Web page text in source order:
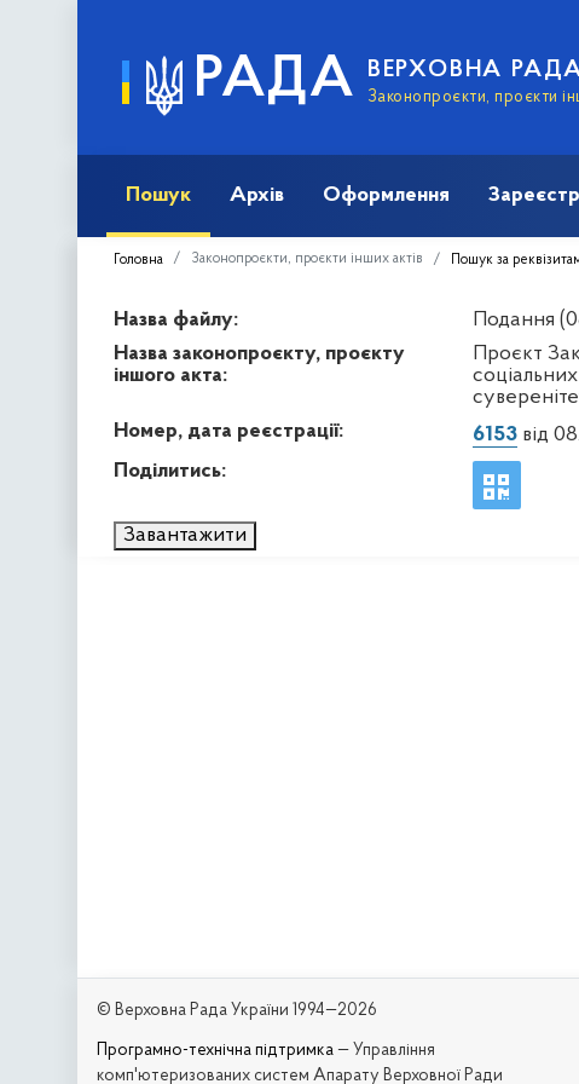
РАДА ВЕРХОВНА
Законопроєкти, проєкти
Пошук Архів Оформлення
Головна Законопроєкти, проєкти інших актів Пошук за
Назва файлу:
Подання
Назва законопроєкту, проєкту
іншого акта:
Проєкт
Номер, дата реєстрації:
6153від
Поділитись:
Завантажити
© Верховна Рада України 1994—2026
Програмно-технічна підтримка — Управління
комп'ютеризованих систем Апарату Верховної Ради